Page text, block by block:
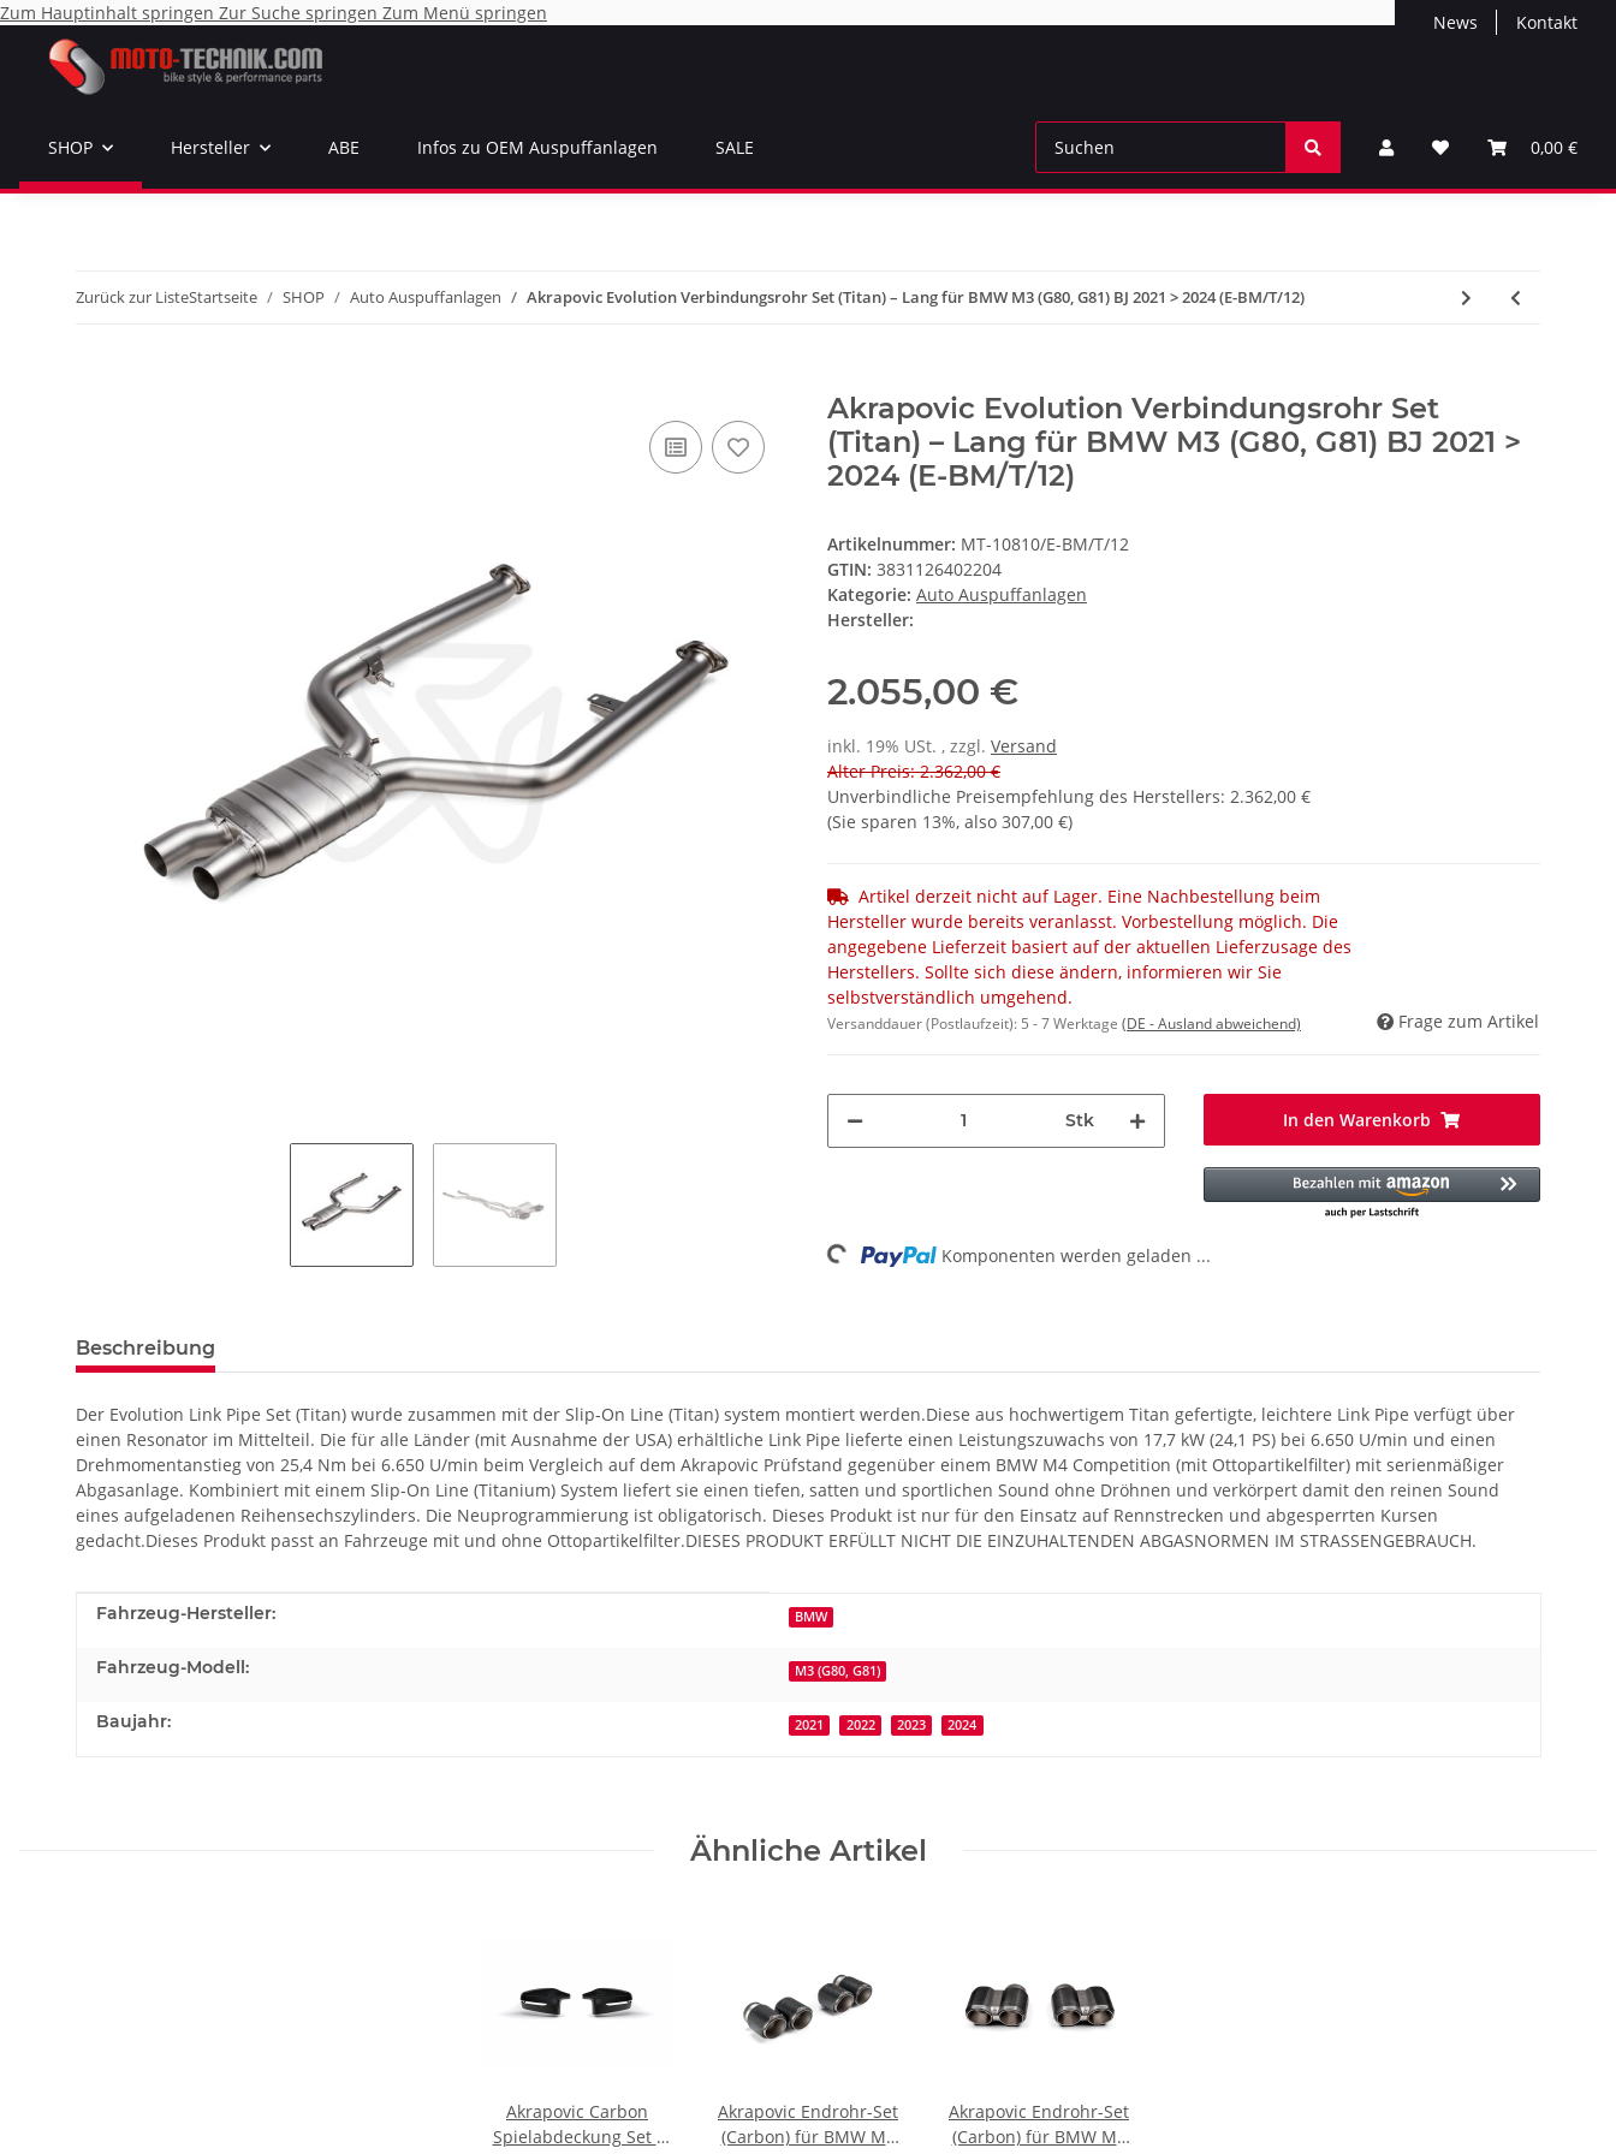
Zum Hauptinhalt springen Zur Suche springen Zum Menü springen News Kontakt
0,00 €
SHOP Hersteller ABE Infos zu OEM Auspuffanlagen SALE
Zurück zur ListeStartseite SHOP Auto Auspuffanlagen Akrapovic Evolution Verbindungsrohr Set (Titan) – Lang für BMW M3 (G80, G81) BJ 2021 > 2024 (E-BM/T/12)
Akrapovic Evolution Verbindungsrohr Set
(Titan) – Lang für BMW M3 (G80, G81) BJ 2021 >
2024 (E-BM/T/12)
Artikelnummer: MT-10810/E-BM/T/12
GTIN: 3831126402204
Kategorie: Auto Auspuffanlagen
Hersteller:
2.055,00 €
inkl. 19% USt. , zzgl. Versand
Alter Preis: 2.362,00 €
Unverbindliche Preisempfehlung des Herstellers: 2.362,00 €
(Sie sparen 13%, also 307,00 €)
Artikel derzeit nicht auf Lager. Eine Nachbestellung beim
Hersteller wurde bereits veranlasst. Vorbestellung möglich. Die
angegebene Lieferzeit basiert auf der aktuellen Lieferzusage des
Herstellers. Sollte sich diese ändern, informieren wir Sie
selbstverständlich umgehend.
Versanddauer (Postlaufzeit): 5 - 7 Werktage (DE - Ausland abweichend) Frage zum Artikel
Stk In den Warenkorb
Loading... Komponenten werden geladen ...
Beschreibung
Der Evolution Link Pipe Set (Titan) wurde zusammen mit der Slip-On Line (Titan) system montiert werden.Diese aus hochwertigem Titan gefertigte, leichtere Link Pipe verfügt über
einen Resonator im Mittelteil. Die für alle Länder (mit Ausnahme der USA) erhältliche Link Pipe lieferte einen Leistungszuwachs von 17,7 kW (24,1 PS) bei 6.650 U/min und einen
Drehmomentanstieg von 25,4 Nm bei 6.650 U/min beim Vergleich auf dem Akrapovic Prüfstand gegenüber einem BMW M4 Competition (mit Ottopartikelfilter) mit serienmäßiger
Abgasanlage. Kombiniert mit einem Slip-On Line (Titanium) System liefert sie einen tiefen, satten und sportlichen Sound ohne Dröhnen und verkörpert damit den reinen Sound
eines aufgeladenen Reihensechszylinders. Die Neuprogrammierung ist obligatorisch. Dieses Produkt ist nur für den Einsatz auf Rennstrecken und abgesperrten Kursen
gedacht.Dieses Produkt passt an Fahrzeuge mit und ohne Ottopartikelfilter.DIESES PRODUKT ERFÜLLT NICHT DIE EINZUHALTENDEN ABGASNORMEN IM STRASSENGEBRAUCH.
Produkteigenschaft
Wert
Fahrzeug-Hersteller: BMW
Fahrzeug-Modell: M3 (G80, G81)
Baujahr: 2021 2022 2023 2024
Ähnliche Artikel
Akrapovic Carbon
Spielabdeckung Set -
Akrapovic Endrohr-Set
(Carbon) für BMW M3
Akrapovic Endrohr-Set
(Carbon) für BMW M3